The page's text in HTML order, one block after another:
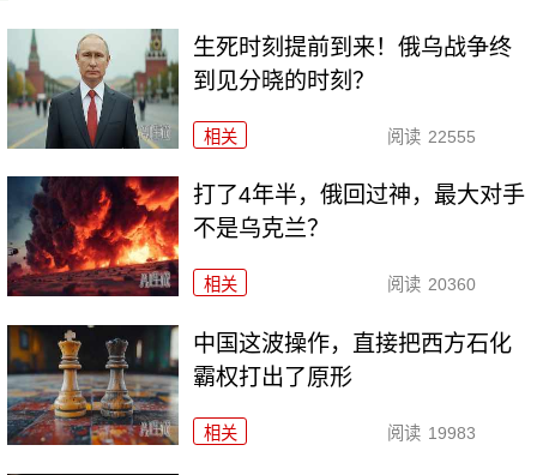
生死时刻提前到来！俄乌战争终
到见分晓的时刻？
相关 阅读 22555
打了4年半，俄回过神，最大对手
不是乌克兰？
相关 阅读 20360
中国这波操作，直接把西方石化
霸权打出了原形
相关 阅读 19983